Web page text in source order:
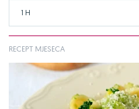
1 H
RECEPT MJESECA